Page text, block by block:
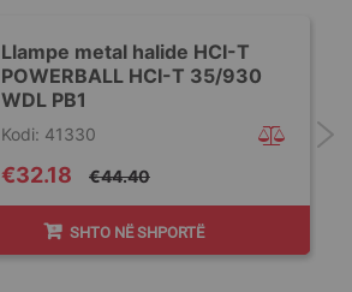
Llampe metal halide HCI-T
POWERBALL HCI-T 35/930
WDL PB1
Special
Price
€32.18 €44.40
Kodi: 41330
SHTO NË SHPORTË